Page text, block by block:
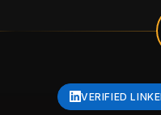
VERIFIED